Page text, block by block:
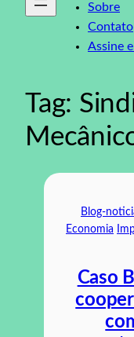
Sobre
Contato
Assine
Tag:
Blog-
Economia
Caso